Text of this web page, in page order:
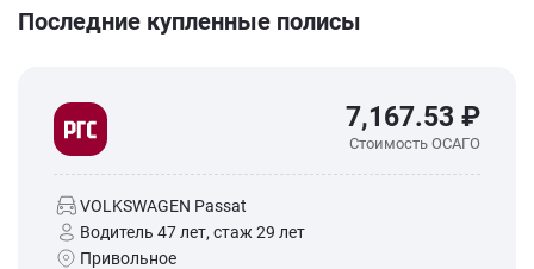
Последние купленные полисы
7,167.53 ₽
Стоимость ОСАГО
VOLKSWAGEN Passat
Водитель 47 лет, стаж 29 лет
Привольное